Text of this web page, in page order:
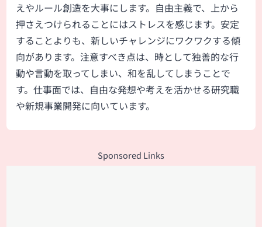
えやルール創造を大事にします。自由主義で、上から
押さえつけられることにはストレスを感じます。安定
することよりも、新しいチャレンジにワクワクする傾
向があります。注意すべき点は、時として独善的な行
動や言動を取ってしまい、和を乱してしまうことで
す。仕事面では、自由な発想や考えを活かせる研究職
や新規事業開発に向いています。
Sponsored Links